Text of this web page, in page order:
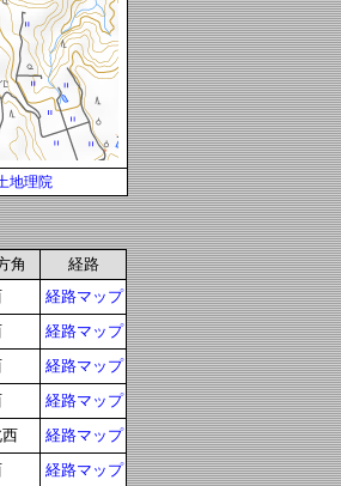
地理院
角
経路
経路マップ
経路マップ
経路マップ
経路マップ
経路マップ
経路マップ